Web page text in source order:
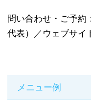
問い合わせ・ご予
代表）／ウェブサイ
メニュー例